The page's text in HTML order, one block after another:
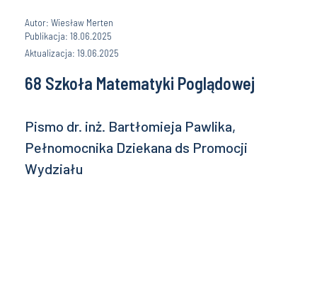
Autor: Wiesław Merten
Publikacja: 18.06.2025
Aktualizacja: 19.06.2025
68 Szkoła Matematyki Poglądowej
Pismo dr. inż. Bartłomieja Pawlika,
Pełnomocnika Dziekana ds Promocji
Wydziału